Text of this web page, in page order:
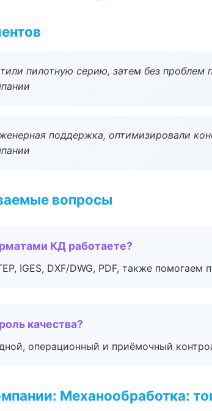
пилотную серию, затем без проблем
поддержка, оптимизировали
вопросы
КД работаете?
IGES, DXF/DWG, PDF, также помогаем
качества?
операционный и приёмочный
Механообработка: